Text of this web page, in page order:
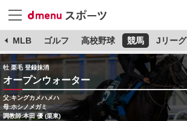
MLB ゴルフ 高校野球 競馬 Jリーグ
牡 栗毛 登録抹消
オープンウォーター
父:キングカメハメハ
母:ホシノメガミ
調教師:本田 優 (栗東)